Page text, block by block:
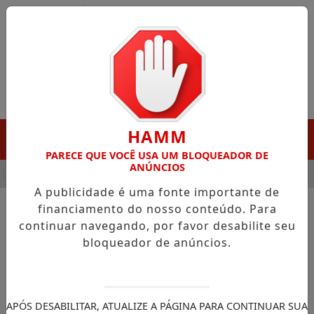
EM PORTO GRANDE COM ATUAÇÃO VOLTADA AO
NOTÍCIAS/CÂMARA DOS DEPUTADOS
Setor elétrico admite que
mais de R$ 7 bilhões por
HAMM
PARECE QUE VOCÊ USA UM BLOQUEADOR DE
ANÚNCIOS
A publicidade é uma fonte importante de
financiamento do nosso conteúdo. Para
continuar navegando, por favor desabilite seu
bloqueador de anúncios.
APÓS DESABILITAR, ATUALIZE A PÁGINA PARA CONTINUAR SUA